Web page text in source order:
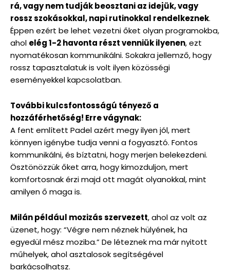
rá, vagy nem tudják beosztani az idejük, vagy
rossz szokásokkal, napi rutinokkal rendelkeznek.
Éppen ezért be lehet vezetni őket olyan programokba,
ahol elég 1-2 havonta részt venniük ilyenen, ezt
nyomatékosan kommunikálni. Sokakra jellemző, hogy
rossz tapasztalatuk is volt ilyen közösségi
eseményekkel kapcsolatban.
További kulcsfontosságú tényező a
hozzáférhetőség! Erre vágynak:
A fent említett Padel azért megy ilyen jól, mert
könnyen igénybe tudja venni a fogyasztó. Fontos
kommunikálni, és bíztatni, hogy merjen belekezdeni.
Ösztönözzük őket arra, hogy kimozduljon, mert
komfortosnak érzi majd ott magát olyanokkal, mint
amilyen ő maga is.
Milán például mozizás szervezett, ahol az volt az
üzenet, hogy: “Végre nem néznek hülyének, ha
egyedül mész moziba.” De léteznek ma már nyitott
műhelyek, ahol asztalosok segítségével
barkácsolhatsz.